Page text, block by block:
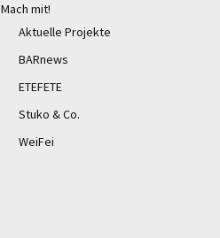
Mach mit!
Aktuelle Projekte
BARnews
ETEFETE
Stuko & Co.
WeiFei